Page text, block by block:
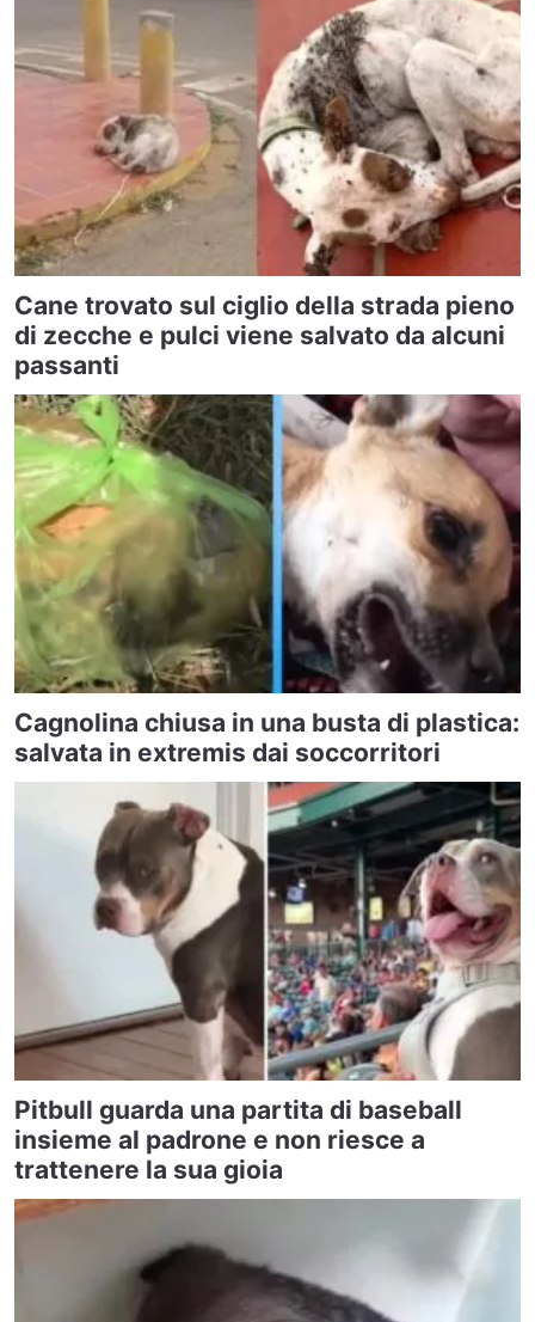
Cane trovato sul ciglio della strada pieno
di zecche e pulci viene salvato da alcuni
passanti
Cagnolina chiusa in una busta di plastica:
salvata in extremis dai soccorritori
Pitbull guarda una partita di baseball
insieme al padrone e non riesce a
trattenere la sua gioia